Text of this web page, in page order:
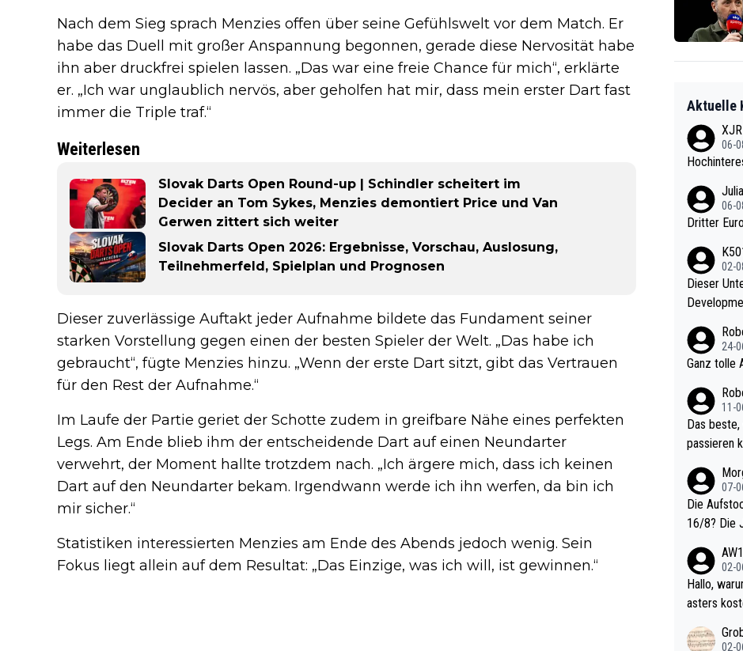
Nach dem Sieg sprach Menzies offen über seine Gefühlswelt vor dem Match. Er
habe das Duell mit großer Anspannung begonnen, gerade diese Nervosität habe
ihn aber druckfrei spielen lassen. „Das war eine freie Chance für mich“, erklärte
er. „Ich war unglaublich nervös, aber geholfen hat mir, dass mein erster Dart fast
immer die Triple traf.“
Weiterlesen
Slovak Darts Open Round-up | Schindler scheitert im
Decider an Tom Sykes, Menzies demontiert Price und Van
Gerwen zittert sich weiter
Slovak Darts Open 2026: Ergebnisse, Vorschau, Auslosung,
Teilnehmerfeld, Spielplan und Prognosen
Dieser zuverlässige Auftakt jeder Aufnahme bildete das Fundament seiner
starken Vorstellung gegen einen der besten Spieler der Welt. „Das habe ich
gebraucht“, fügte Menzies hinzu. „Wenn der erste Dart sitzt, gibt das Vertrauen
für den Rest der Aufnahme.“
Im Laufe der Partie geriet der Schotte zudem in greifbare Nähe eines perfekten
Legs. Am Ende blieb ihm der entscheidende Dart auf einen Neundarter
verwehrt, der Moment hallte trotzdem nach. „Ich ärgere mich, dass ich keinen
Dart auf den Neundarter bekam. Irgendwann werde ich ihn werfen, da bin ich
mir sicher.“
Statistiken interessierten Menzies am Ende des Abends jedoch wenig. Sein
Fokus liegt allein auf dem Resultat: „Das Einzige, was ich will, ist gewinnen.“
Aktuelle
06-
06-
Dritter
02-
Dieser
e mal 40+ erst recht. Da
och krasser wie ein Pokalspiel eines Kreisligisten vs
24-
Ganz tolle
11-
Das
passieren
07-
Die
16/8? Die Jugendspiele waren letztes Jahr durchaus sehr kur
l. Allerdings ist Mitchell Lawrie als Nummer 1 der Welt eh quali
fiziert.
eisters erstmal nichts. Ich
d wohl
02-
Hallo, warum gibt es keinen Hinweis, dass die Nordic Darts M
asters
02-